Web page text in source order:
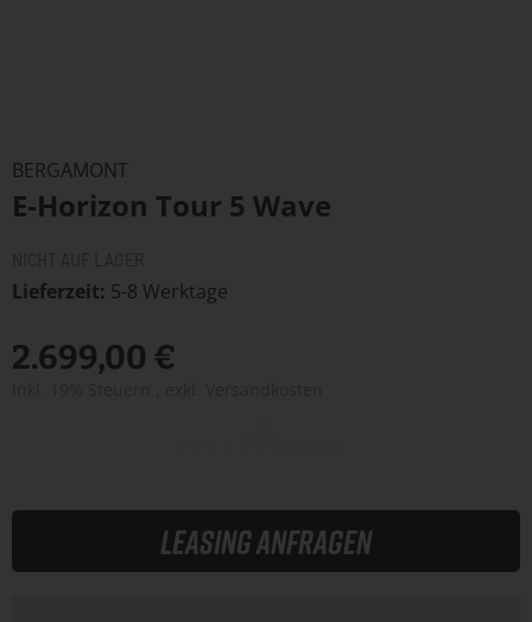
der
Bildergalerie
BERGAMONT
E-Horizon Tour 5 Wave
Lieferzeit 5-8 Werktage
2.699,00 €
Leasing anfragen